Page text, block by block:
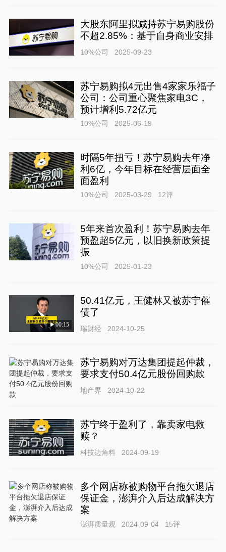
大股东阿里拟减持苏宁易购股份
不超2.85%：基于自身商业安排
10%公司 2025-09-23
苏宁易购拟4元出售4家家乐福子
公司：公司重心聚焦家电3C，
预计增利5.72亿元
10%公司 2025-06-19
时隔5年扭亏！苏宁易购去年净
利6亿，今年目标在经营层面全
面盈利
10%公司 2025-03-29 12评
5年来首次盈利！苏宁易购去年
预盈超5亿元，以旧换新政策提
振
10%公司 2025-01-23
00:15
50.41亿元，王健林又被苏宁催
债了
瑞财经 2024-10-25
苏宁易购对万达集团提起仲裁，
要求支付50.4亿元股份回购款
地产界 2024-10-22
苏宁终于盈利了，靠卖家电救
赎？
科技边角料 2024-09-19
多个网店称被购物平台拖欠退店
保证金，澎湃介入后达成解决方
案
澎湃质量观 2024-09-04 15评